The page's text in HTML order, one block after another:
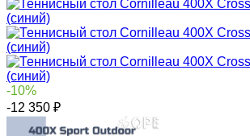
-10%
-12 350 ₽